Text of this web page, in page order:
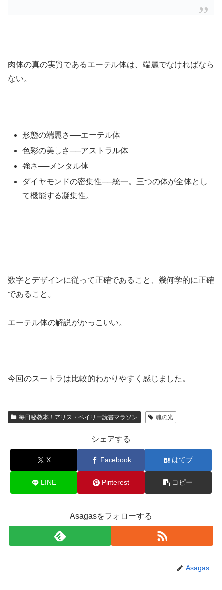
肉体の真の実質であるエーテル体は、端麗でなければなら
ない。
形態の端麗さ──エーテル体
色彩の美しさ──アストラル体
強さ──メンタル体
ダイヤモンドの密集性──統一。三つの体が全体とし
て機能する凝集性。
数字とデザインに従って正確であること、幾何学的に正確
であること。
エーテル体の解説がかっこいい。
今回のスートラは比較的わかりやすく感じました。
毎日秘教本！アリス・ベイリー読書マラソン 魂の光
シェアする
X Facebook はてブ
LINE Pinterest コピー
Asagasをフォローする
Asagas